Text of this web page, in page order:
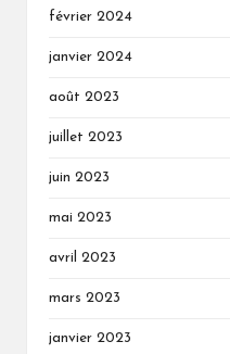
février 2024
janvier 2024
août 2023
juillet 2023
juin 2023
mai 2023
avril 2023
mars 2023
janvier 2023